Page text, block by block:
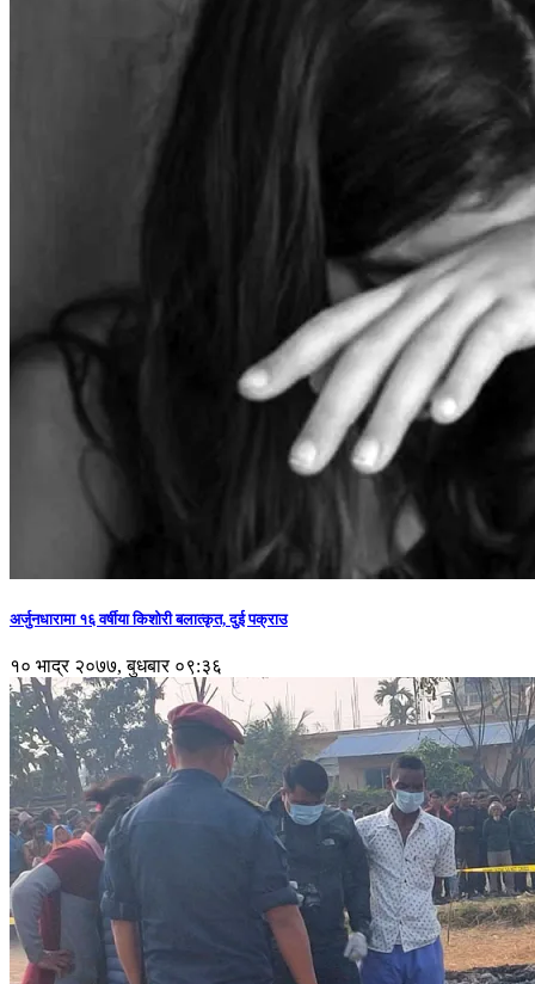
अर्जुनधारामा १६ वर्षीया किशोरी बलात्कृत, दुई पक्राउ
१० भाद्र २०७७, बुधबार ०९:३६